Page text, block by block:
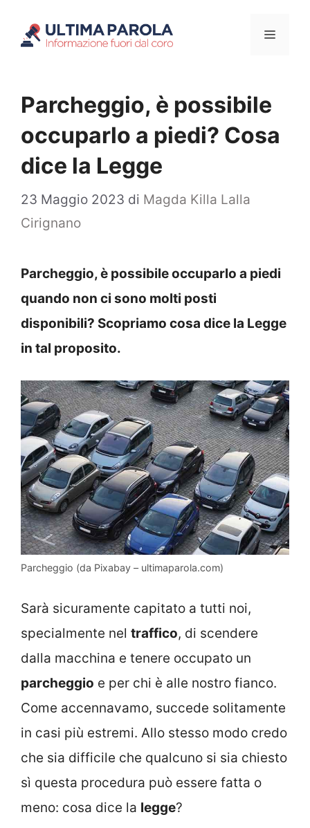
Menu
Parcheggio, è possibile
occuparlo a piedi? Cosa
dice la Legge
23 Maggio 2023 di Magda Killa Lalla
Cirignano
Parcheggio, è possibile occuparlo a piedi
quando non ci sono molti posti
disponibili? Scopriamo cosa dice la Legge
in tal proposito.
Parcheggio (da Pixabay – ultimaparola.com)
Sarà sicuramente capitato a tutti noi,
specialmente nel traffico, di scendere
dalla macchina e tenere occupato un
parcheggio e per chi è alle nostro fianco.
Come accennavamo, succede solitamente
in casi più estremi. Allo stesso modo credo
che sia difficile che qualcuno si sia chiesto
sì questa procedura può essere fatta o
meno: cosa dice la legge?